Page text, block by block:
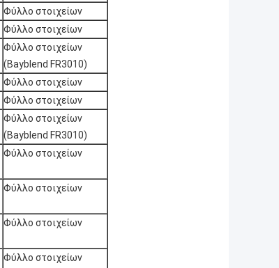
Φύλλο στοιχείων
Φύλλο στοιχείων
Φύλλο στοιχείων
(Bayblend FR3010)
Φύλλο στοιχείων
Φύλλο στοιχείων
Φύλλο στοιχείων
(Bayblend FR3010)
Φύλλο στοιχείων
Φύλλο στοιχείων
Φύλλο στοιχείων
Φύλλο στοιχείων